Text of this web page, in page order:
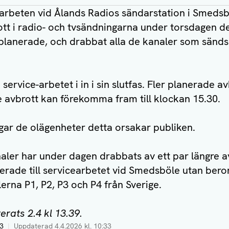
vid Ålands Radios sändarstation i
i radio- och tvsändningarna under torsdagen
och drabbat alla de kanaler som
arbetet i in i sin slutfas. Fler planerade
avbrott kan förekomma fram till klockan 15.30.
de olägenheter detta orsakar publiken.
har under dagen drabbats av ett par längre
till servicearbetet vid Smedsböle utan
P1, P2, P3 och P4 från Sverige.
2.4 kl 13.39.
Uppdaterad 4.4.2026 kl. 10:33